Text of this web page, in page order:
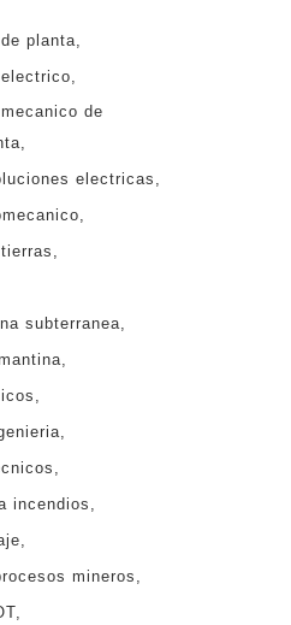
planta
de
electricas
subterranea
incendios
mineros